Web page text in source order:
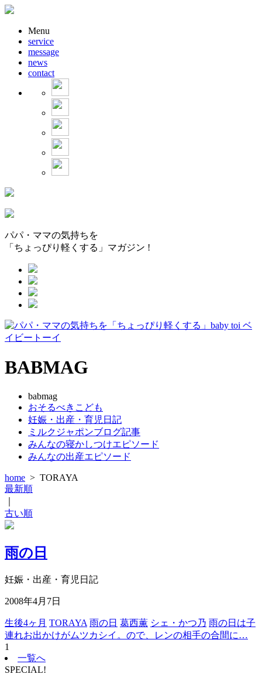
Menu
service
message
news
contact
パパ・ママの気持ちを
「ちょっぴり軽くする」マガジン !
BABMAG
babmag
おそるべきこども
妊娠・出産・育児日記
ミルクジャポンブログ記事
みんなの寝かしつけエピソード
みんなの出産エピソード
home > TORAYA
最新順
古い順
雨の日
妊娠・出産・育児日記
2008年4月7日
生後4ヶ月 TORAYA 雨の日 葛西薫 シェ・かつ乃 雨の日は子
連れお出かけがムツカシイ。ので、レンの相手の合間に…
1
一覧へ
SPECIAL!